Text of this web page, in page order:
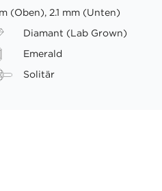
(Oben), 2.1 mm (Unten)
Diamant (Lab Grown)
Emerald
Solitär